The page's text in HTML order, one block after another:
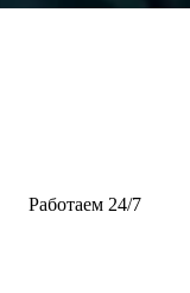
Работаем 24/7